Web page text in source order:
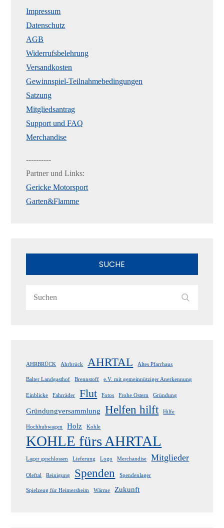
Impressum
Datenschutz
AGB
Widerrufsbelehrung
Versandkosten
Gewinnspiel-Teilnahmebedingungen
Satzung
Mitgliedsantrag
Support und FAQ
Merchandise
----------
Partner und Links:
Gericke Motorsport
Garten&Flamme
SUCHE
AHRBRÜCK Ahrbrück AHRTAL Altes Pfarrhaus
Balter Landgasthof Brennstoff e.V. mit gemeinnütziger Anerkennung
Einblicke Fahrräder Flut Fotos Frohe Ostern Gründung
Gründungversammlung Helfen hilft Hilfe
Hochhubwagen Holz Kohle
KOHLE fürs AHRTAL
Lager geschlossen Lieferung Logo Merchandise Mitglieder
Oleftal Reinigung Spenden Spendenlager
Spielzeug für Heimersheim Wärme Zukunft